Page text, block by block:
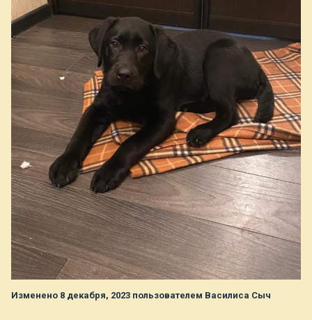
Изменено 8 декабря, 2023 пользователем Василиса Сыч